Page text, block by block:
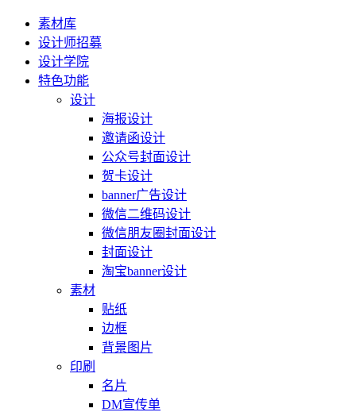
素材库
设计师招募
设计学院
特色功能
设计
海报设计
邀请函设计
公众号封面设计
贺卡设计
banner广告设计
微信二维码设计
微信朋友圈封面设计
封面设计
淘宝banner设计
素材
贴纸
边框
背景图片
印刷
名片
DM宣传单